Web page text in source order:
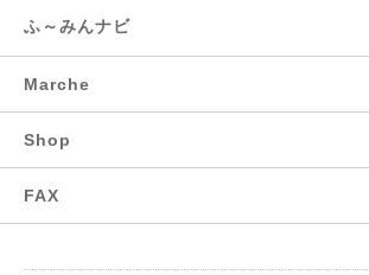
ふ～みんナビ
Marche
Shop
FAX